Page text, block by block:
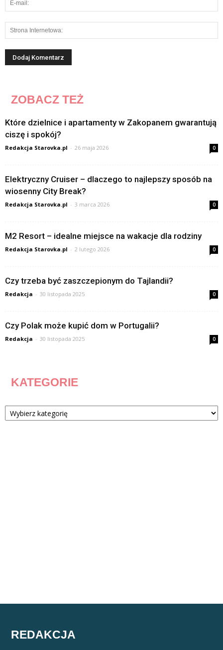
ZOBACZ TEŻ
Które dzielnice i apartamenty w Zakopanem gwarantują
ciszę i spokój?
Redakcja Starovka.pl - 26 maja 2026 0
Elektryczny Cruiser – dlaczego to najlepszy sposób na
wiosenny City Break?
Redakcja Starovka.pl - 3 marca 2026 0
M2 Resort – idealne miejsce na wakacje dla rodziny
Redakcja Starovka.pl - 2 lutego 2026 0
Czy trzeba być zaszczepionym do Tajlandii?
Redakcja - 30 listopada 2025 0
Czy Polak może kupić dom w Portugalii?
Redakcja - 30 listopada 2025 0
KATEGORIE
Kategorie
REDAKCJA